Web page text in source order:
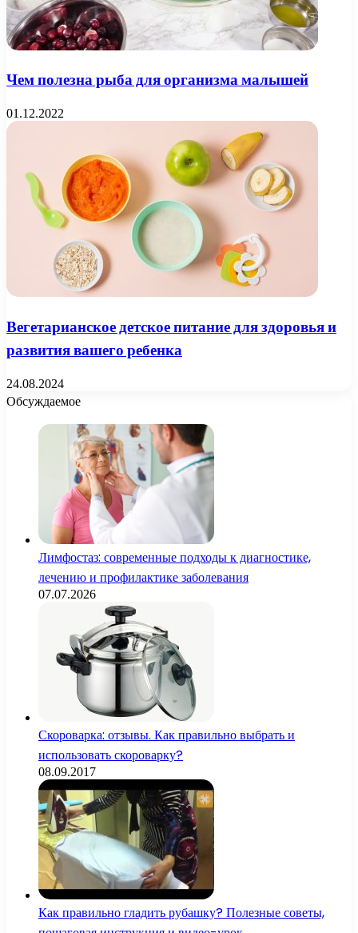
Чем полезна рыба для организма малышей
01.12.2022
Вегетарианское детское питание для здоровья и
развития вашего ребенка
24.08.2024
Обсуждаемое
Лимфостаз: современные подходы к диагностике,
лечению и профилактике заболевания
07.07.2026
Скороварка: отзывы. Как правильно выбрать и
использовать скороварку?
08.09.2017
Как правильно гладить рубашку? Полезные советы,